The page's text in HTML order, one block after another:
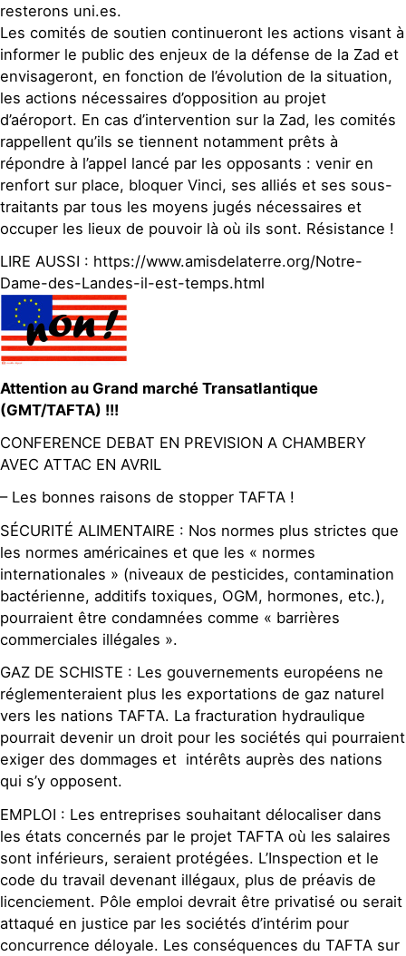
resterons uni.es.
Les comités de soutien continueront les actions visant à
informer le public des enjeux de la défense de la Zad et
envisageront, en fonction de l’évolution de la situation,
les actions nécessaires d’opposition au projet
d’aéroport. En cas d’intervention sur la Zad, les comités
rappellent qu’ils se tiennent notamment prêts à
répondre à l’appel lancé par les opposants : venir en
renfort sur place, bloquer Vinci, ses alliés et ses sous-
traitants par tous les moyens jugés nécessaires et
occuper les lieux de pouvoir là où ils sont. Résistance !
LIRE AUSSI : https://www.amisdelaterre.org/Notre-
Dame-des-Landes-il-est-temps.html
Attention au Grand marché Transatlantique
(GMT/TAFTA) !!!
CONFERENCE DEBAT EN PREVISION A CHAMBERY
AVEC ATTAC EN AVRIL
– Les bonnes raisons de stopper TAFTA !
SÉCURITÉ ALIMENTAIRE : Nos normes plus strictes que
les normes américaines et que les « normes
internationales » (niveaux de pesticides, contamination
bactérienne, additifs toxiques, OGM, hormones, etc.),
pourraient être condamnées comme « barrières
commerciales illégales ».
GAZ DE SCHISTE : Les gouvernements européens ne
réglementeraient plus les exportations de gaz naturel
vers les nations TAFTA. La fracturation hydraulique
pourrait devenir un droit pour les sociétés qui pourraient
exiger des dommages et intérêts auprès des nations
qui s’y opposent.
EMPLOI : Les entreprises souhaitant délocaliser dans
les états concernés par le projet TAFTA où les salaires
sont inférieurs, seraient protégées. L’Inspection et le
code du travail devenant illégaux, plus de préavis de
licenciement. Pôle emploi devrait être privatisé ou serait
attaqué en justice par les sociétés d’intérim pour
concurrence déloyale. Les conséquences du TAFTA sur